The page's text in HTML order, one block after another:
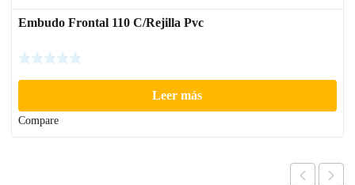
Embudo Frontal 110 C/Rejilla Pvc
Leer más
Compare